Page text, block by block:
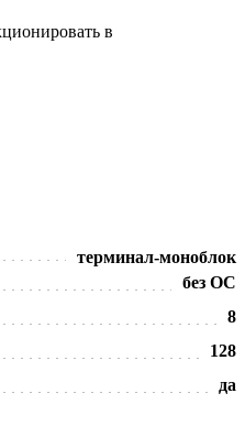
в
терминал-моноблок
без ОС
8
128
да